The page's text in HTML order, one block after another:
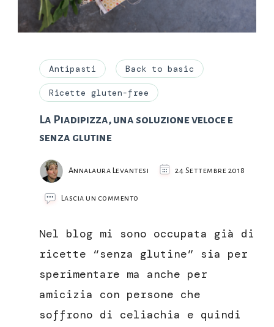
Antipasti Back to basic
Ricette gluten-free
La Piadipizza, una soluzione veloce e
senza glutine
Annalaura Levantesi 24 Settembre 2018
Lascia un commento
una
soluzione
veloce
e
glutine
Nel blog mi sono occupata già di
ricette “senza glutine” sia per
sperimentare ma anche per
amicizia con persone che
soffrono di celiachia e quindi